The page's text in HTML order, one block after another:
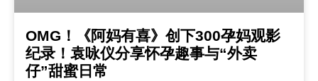
OMG！《阿妈有喜》创下300孕妈观影
纪录！袁咏仪分享怀孕趣事与“外卖
仔”甜蜜日常